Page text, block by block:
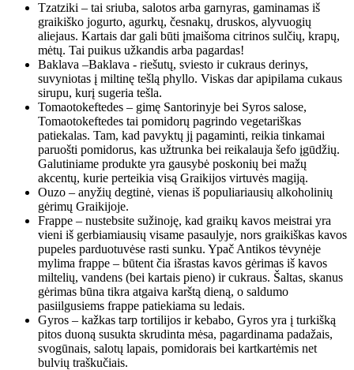
Tzatziki – tai sriuba, salotos arba garnyras, gaminamas iš
graikiško jogurto, agurkų, česnakų, druskos, alyvuogių
aliejaus. Kartais dar gali būti įmaišoma citrinos sulčių, krapų,
mėtų. Tai puikus užkandis arba pagardas!
Baklava –Baklava - riešutų, sviesto ir cukraus derinys,
suvyniotas į miltinę tešlą phyllo. Viskas dar apipilama cukaus
sirupu, kurį sugeria tešla.
Tomaotokeftedes – gimę Santorinyje bei Syros salose,
Tomaotokeftedes tai pomidorų pagrindo vegetariškas
patiekalas. Tam, kad pavyktų jį pagaminti, reikia tinkamai
paruošti pomidorus, kas užtrunka bei reikalauja šefo įgūdžių.
Galutiniame produkte yra gausybė poskonių bei mažų
akcentų, kurie perteikia visą Graikijos virtuvės magiją.
Ouzo – anyžių degtinė, vienas iš populiariausių alkoholinių
gėrimų Graikijoje.
Frappe – nustebsite sužinoję, kad graikų kavos meistrai yra
vieni iš gerbiamiausių visame pasaulyje, nors graikiškas kavos
pupeles parduotuvėse rasti sunku. Ypač Antikos tėvynėje
mylima frappe – būtent čia išrastas kavos gėrimas iš kavos
miltelių, vandens (bei kartais pieno) ir cukraus. Šaltas, skanus
gėrimas būna tikra atgaiva karštą dieną, o saldumo
pasiilgusiems frappe patiekiama su ledais.
Gyros – kažkas tarp tortilijos ir kebabo, Gyros yra į turkišką
pitos duoną susukta skrudinta mėsa, pagardinama padažais,
svogūnais, salotų lapais, pomidorais bei kartkartėmis net
bulvių traškučiais.